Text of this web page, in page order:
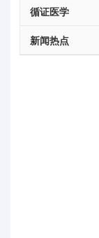
循证医学
新闻热点